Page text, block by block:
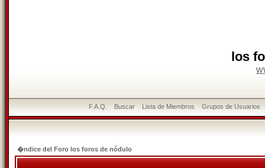
los
F.A.Q. Buscar Lista de Miembros Grupos de Usuarios
�ndice del Foro los foros de nódulo